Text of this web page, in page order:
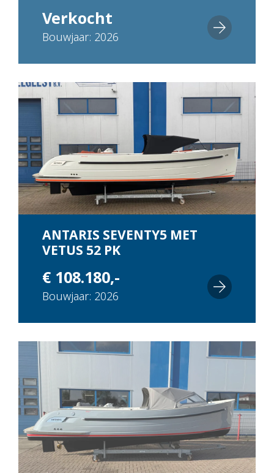
Verkocht
Bouwjaar: 2026
ANTARIS SEVENTY5 MET
VETUS 52 PK
€ 108.180,-
Bouwjaar: 2026